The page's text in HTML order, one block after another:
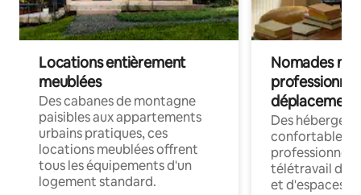
Locations entièrement
meublées
Des cabanes de montagne
paisibles aux appartements
urbains pratiques, ces
locations meublées offrent
tous les équipements d'un
logement standard.
Nomades
déplacement
Des
confortables
professionnels
télétravail
et d'espaces